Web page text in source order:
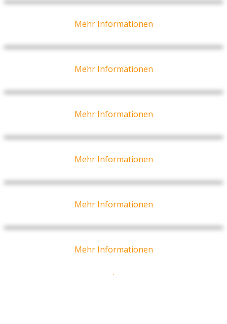
Mehr Informationen
Mehr Informationen
Mehr Informationen
Mehr Informationen
Mehr Informationen
Mehr Informationen
.